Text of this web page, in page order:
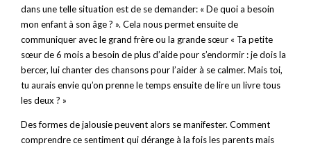
dans une telle situation est de se demander: « De quoi a besoin
mon enfant à son âge ? ». Cela nous permet ensuite de
communiquer avec le grand frère ou la grande sœur « Ta petite
sœur de 6 mois a besoin de plus d’aide pour s’endormir : je dois la
bercer, lui chanter des chansons pour l’aider à se calmer. Mais toi,
tu aurais envie qu’on prenne le temps ensuite de lire un livre tous
les deux ? »
Des formes de jalousie peuvent alors se manifester. Comment
comprendre ce sentiment qui dérange à la fois les parents mais